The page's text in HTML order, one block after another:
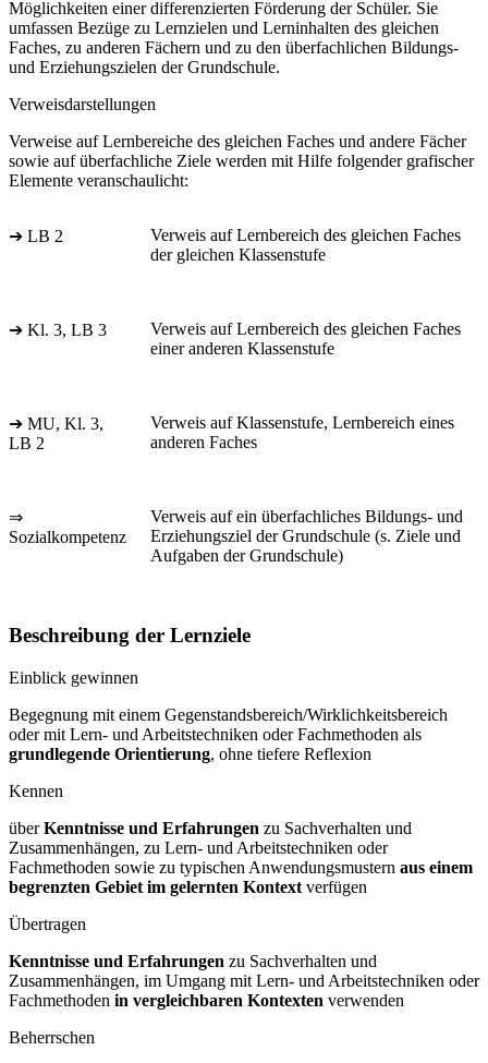
Möglichkeiten einer differenzierten Förderung der Schüler. Sie
umfassen Bezüge zu Lernzielen und Lerninhalten des gleichen
Faches, zu anderen Fächern und zu den überfachlichen Bildungs-
und Erziehungszielen der Grundschule.
Verweisdarstellungen
Verweise auf Lernbereiche des gleichen Faches und andere Fächer
sowie auf überfachliche Ziele werden mit Hilfe folgender grafischer
Elemente veranschaulicht:
➔ LB 2
Verweis auf Lernbereich des gleichen Faches
der gleichen Klassenstufe
➔ Kl. 3, LB 3
Verweis auf Lernbereich des gleichen Faches
einer anderen Klassenstufe
➔ MU, Kl. 3,
LB 2
Verweis auf Klassenstufe, Lernbereich eines
anderen Faches
⇒
Sozialkompetenz
Verweis auf ein überfachliches Bildungs- und
Erziehungsziel der Grundschule (s. Ziele und
Aufgaben der Grundschule)
Beschreibung der Lernziele
Einblick gewinnen
Begegnung mit einem Gegenstandsbereich/Wirklichkeitsbereich
oder mit Lern- und Arbeitstechniken oder Fachmethoden als
grundlegende Orientierung, ohne tiefere Reflexion
Kennen
überKenntnisse und Erfahrungen zu Sachverhalten und
Zusammenhängen, zu Lern- und Arbeitstechniken oder
Fachmethoden sowie zu typischen Anwendungsmustern aus einem
begrenzten Gebiet im gelernten Kontext verfügen
Übertragen
Kenntnisse und Erfahrungen zu Sachverhalten und
Zusammenhängen, im Umgang mit Lern- und Arbeitstechniken oder
Fachmethoden in vergleichbaren Kontexten verwenden
Beherrschen